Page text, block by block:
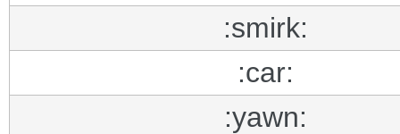
:smirk:
:car:
:yawn: